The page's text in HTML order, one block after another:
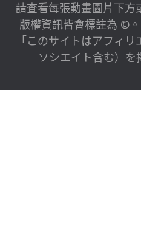
請查看每張動畫圖片下方
版權資訊皆會標註為 ©
「このサイトはアフィ
ソシエイト含む）を